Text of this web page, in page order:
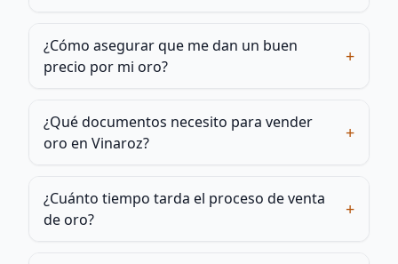
¿Cómo asegurar que me dan un buen
precio por mi oro?
+
¿Qué documentos necesito para vender
oro en Vinaroz?
+
¿Cuánto tiempo tarda el proceso de venta
de oro?
+